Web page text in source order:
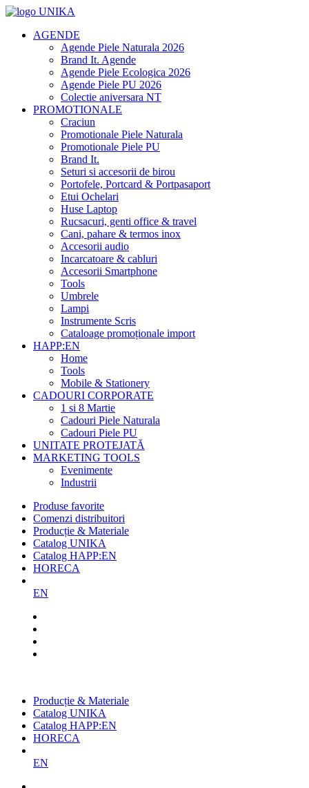
AGENDE
Agende Piele Naturala 2026
Brand It. Agende
Agende Piele Ecologica 2026
Agende Piele PU 2026
Colectie aniversara NT
PROMOTIONALE
Craciun
Promotionale Piele Naturala
Promotionale Piele PU
Brand It.
Seturi si accesorii de birou
Portofele, Portcard & Portpasaport
Etui Ochelari
Huse Laptop
Rucsacuri, genti office & travel
Cani, pahare & termos inox
Accesorii audio
Incarcatoare & cabluri
Accesorii Smartphone
Tools
Umbrele
Lampi
Instrumente Scris
Cataloage promoționale import
HAPP:EN
Home
Tools
Mobile & Stationery
CADOURI CORPORATE
1 si 8 Martie
Cadouri Piele Naturala
Cadouri Piele PU
UNITATE PROTEJATĂ
MARKETING TOOLS
Evenimente
Industrii
Produse favorite
Comenzi distribuitori
Producție & Materiale
Catalog UNIKA
Catalog HAPP:EN
HORECA
EN
Producție & Materiale
Catalog UNIKA
Catalog HAPP:EN
HORECA
EN